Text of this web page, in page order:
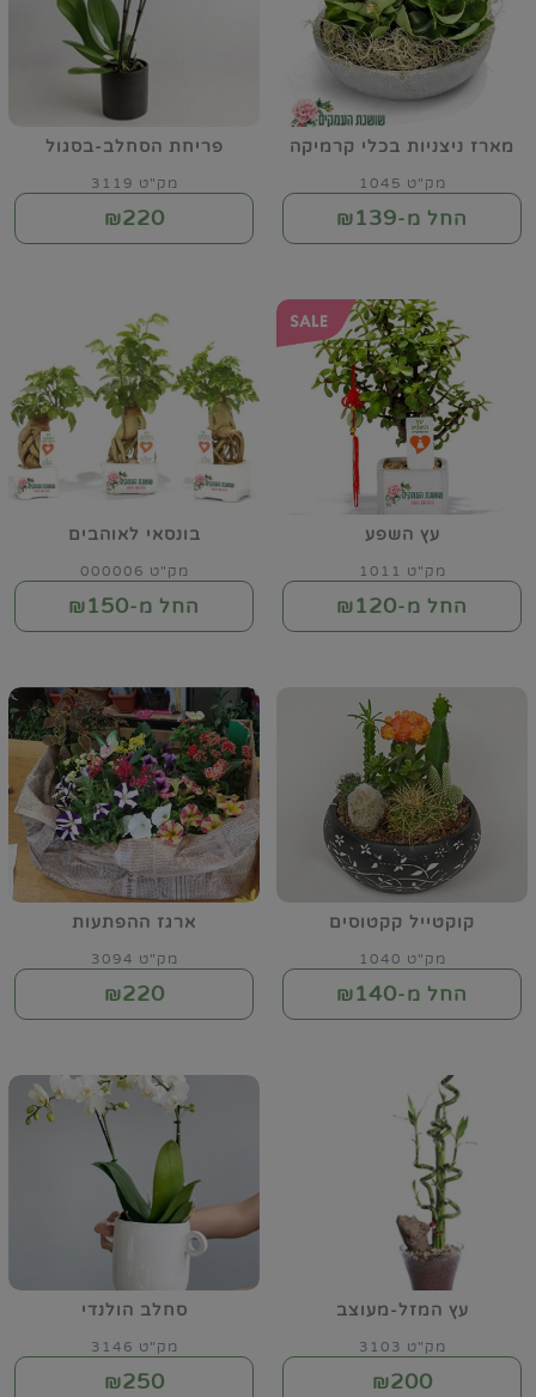
מארז ניצניות בכלי קרמיקה
מק"ט 1045
החל מ-₪139
פריחת הסחלב-בסגול
מק"ט 3119
₪220
עץ השפע
מק"ט 1011
החל מ-₪120
בונסאי לאוהבים
מק"ט 000006
החל מ-₪150
קוקטייל קקטוסים
מק"ט 1040
החל מ-₪140
ארגז ההפתעות
מק"ט 3094
₪220
עץ המזל-מעוצב
מק"ט 3103
₪200
סחלב הולנדי
מק"ט 3146
₪250